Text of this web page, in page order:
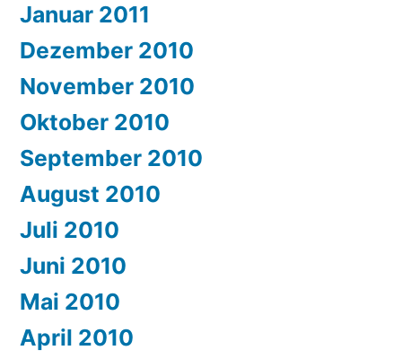
Januar 2011
Dezember 2010
November 2010
Oktober 2010
September 2010
August 2010
Juli 2010
Juni 2010
Mai 2010
April 2010